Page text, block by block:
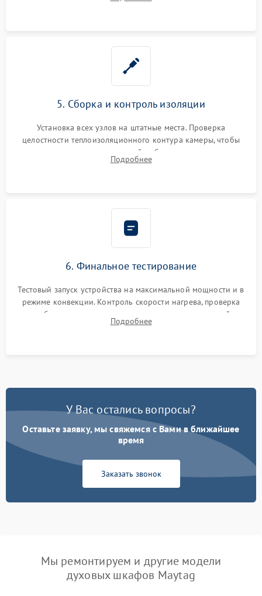
выгоревших реле, восстановление контактов и замена
5. Сборка и контроль изоляции
Установка всех узлов на штатные места. Проверка
целостности теплоизоляционного контура камеры, чтобы
исключить перегрев кухонной мебели и потерю тепла.
Надежная фиксация клемм и сборка корпуса шкафа.
Подробнее
6. Финальное тестирование
Тестовый запуск устройства на максимальной мощности и в
режиме конвекции. Контроль скорости нагрева, проверка
срабатывания термостата при достижении заданной
температуры и тест на отсутствие утечек тока.
Подробнее
У Вас остались вопросы?
Оставьте заявку, мы свяжемся с Вами в ближайшее
время
Заказать звонок
Мы ремонтируем и другие модели
духовых шкафов Maytag